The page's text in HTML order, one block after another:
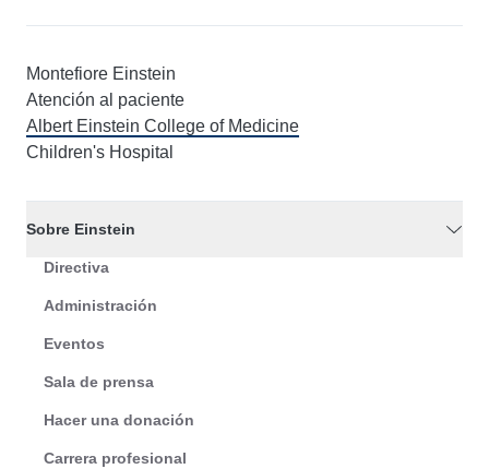
Montefiore Einstein
Atención al paciente
Albert Einstein College of Medicine
Children's Hospital
Sobre Einstein
Directiva
Administración
Eventos
Sala de prensa
Hacer una donación
Carrera profesional